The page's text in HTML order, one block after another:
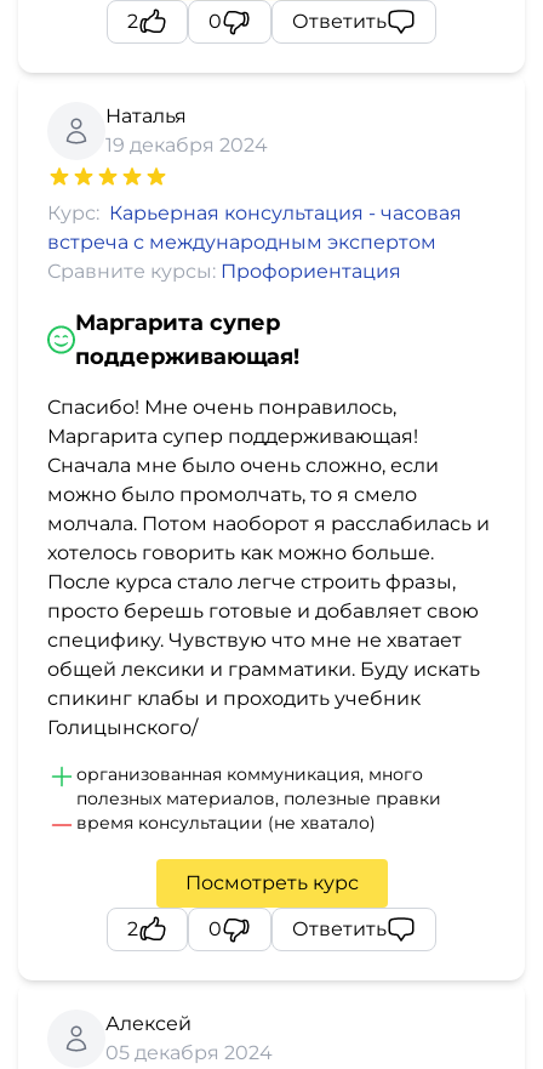
2
0 Ответить
Наталья
19 декабря 2024
Курс: Карьерная консультация - часовая
встреча с международным экспертом
Сравните курсы: Профориентация
Маргарита супер
поддерживающая!
Спасибо! Мне очень понравилось,
Маргарита супер поддерживающая!
Сначала мне было очень сложно, если
можно было промолчать, то я смело
молчала. Потом наоборот я расслабилась и
хотелось говорить как можно больше.
После курса стало легче строить фразы,
просто берешь готовые и добавляет свою
специфику. Чувствую что мне не хватает
общей лексики и грамматики. Буду искать
спикинг клабы и проходить учебник
Голицынского/
организованная коммуникация, много
полезных материалов, полезные правки
время консультации (не хватало)
Посмотреть курс
2
0 Ответить
Алексей
05 декабря 2024